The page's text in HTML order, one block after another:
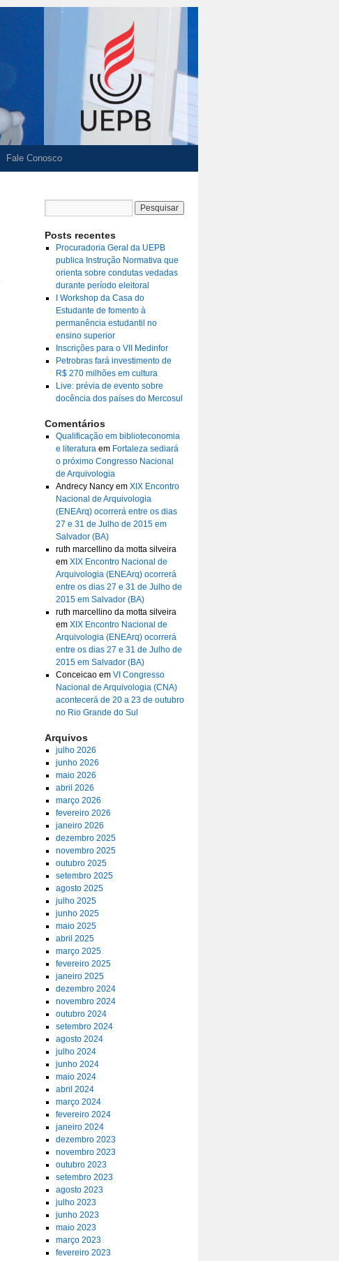
Fale Conosco
Posts recentes
Procuradoria Geral da UEPB
publica Instrução Normativa que
orienta sobre condutas vedadas
durante período eleitoral
I Workshop da Casa do
Estudante de fomento à
permanência estudantil no
ensino superior
Inscrições para o VII Medinfor
Petrobras fará investimento de
R$ 270 milhões em cultura
Live: prévia de evento sobre
docência dos países do Mercosul
Comentários
Qualificação em biblioteconomia
e literaturaem Fortaleza sediará
o próximo Congresso Nacional
de Arquivologia
Andrecy Nancyem XIX Encontro
Nacional de Arquivologia
(ENEArq) ocorrerá entre os dias
27 e 31 de Julho de 2015 em
Salvador (BA)
ruth marcellino da motta silveira
em XIX Encontro Nacional de
Arquivologia (ENEArq) ocorrerá
entre os dias 27 e 31 de Julho de
2015 em Salvador (BA)
ruth marcellino da motta silveira
em XIX Encontro Nacional de
Arquivologia (ENEArq) ocorrerá
entre os dias 27 e 31 de Julho de
2015 em Salvador (BA)
Conceicaoem VI Congresso
Nacional de Arquivologia (CNA)
acontecerá de 20 a 23 de outubro
no Rio Grande do Sul
Arquivos
julho 2026
junho 2026
maio 2026
abril 2026
março 2026
fevereiro 2026
janeiro 2026
dezembro 2025
novembro 2025
outubro 2025
setembro 2025
agosto 2025
julho 2025
junho 2025
maio 2025
abril 2025
março 2025
fevereiro 2025
janeiro 2025
dezembro 2024
novembro 2024
outubro 2024
setembro 2024
agosto 2024
julho 2024
junho 2024
maio 2024
abril 2024
março 2024
fevereiro 2024
janeiro 2024
dezembro 2023
novembro 2023
outubro 2023
setembro 2023
agosto 2023
julho 2023
junho 2023
maio 2023
março 2023
fevereiro 2023